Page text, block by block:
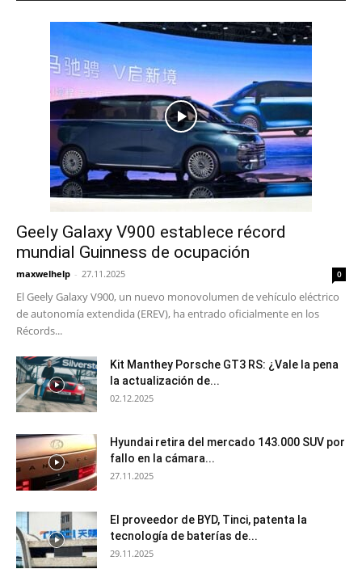
Geely Galaxy V900 establece récord
mundial Guinness de ocupación
maxwelhelp - 27.11.2025 0
El Geely Galaxy V900, un nuevo monovolumen de vehículo eléctrico
de autonomía extendida (EREV), ha entrado oficialmente en los
Récords...
Kit Manthey Porsche GT3 RS: ¿Vale la pena
la actualización de...
02.12.2025
Hyundai retira del mercado 143.000 SUV por
fallo en la cámara...
27.11.2025
El proveedor de BYD, Tinci, patenta la
tecnología de baterías de...
29.11.2025